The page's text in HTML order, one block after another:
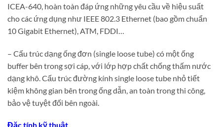
ICEA-640, hoàn toàn đáp ứng những yêu cầu về hiệu suất
cho các ứng dụng như IEEE 802.3 Ethernet (bao gồm chuẩn
10 Gigabit Ethernet), ATM, FDDI…
– Cấu trúc dạng ống đơn (single loose tube) có một ống
buffer bên trong sợi cáp, với lớp hợp chất chống thấm nước
dạng khô. Cấu trúc đường kính single loose tube nhỏ tiết
kiệm không gian bên trong ống dẫn, an toàn trong thi công,
bảo vệ tuyệt đối bên ngoài.
Đặc tính kỹ thuật